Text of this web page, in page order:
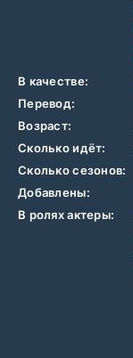
В качестве:
Перевод:
Возраст:
Сколько идёт:
Сколько сезонов:
Добавлены:
В ролях актеры: